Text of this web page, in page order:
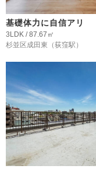
基礎体力に自信アリ
3LDK / 87.67㎡
杉並区成田東 （荻窪駅）